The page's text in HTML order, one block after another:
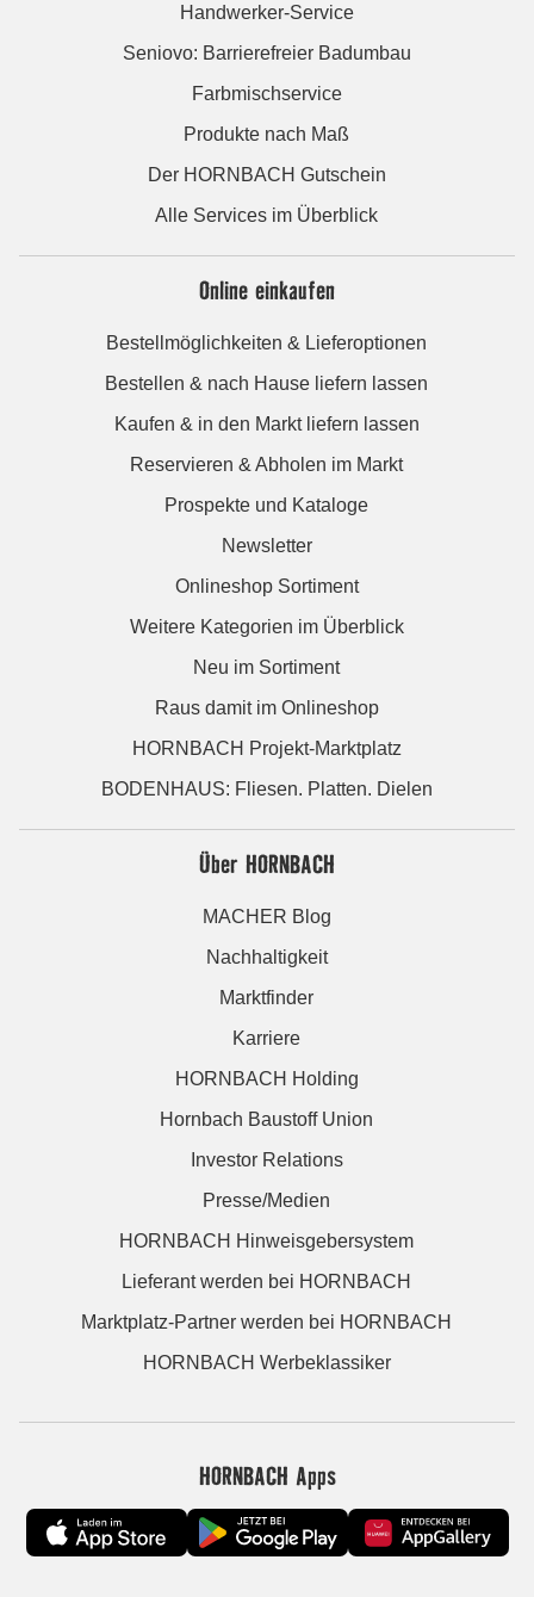
Handwerker-Service
Seniovo: Barrierefreier Badumbau
Farbmischservice
Produkte nach Maß
Der HORNBACH Gutschein
Alle Services im Überblick
Online einkaufen
Bestellmöglichkeiten & Lieferoptionen
Bestellen & nach Hause liefern lassen
Kaufen & in den Markt liefern lassen
Reservieren & Abholen im Markt
Prospekte und Kataloge
Newsletter
Onlineshop Sortiment
Weitere Kategorien im Überblick
Neu im Sortiment
Raus damit im Onlineshop
HORNBACH Projekt-Marktplatz
BODENHAUS: Fliesen. Platten. Dielen
Über HORNBACH
MACHER Blog
Nachhaltigkeit
Marktfinder
Karriere
HORNBACH Holding
Hornbach Baustoff Union
Investor Relations
Presse/Medien
HORNBACH Hinweisgebersystem
Lieferant werden bei HORNBACH
Marktplatz-Partner werden bei HORNBACH
HORNBACH Werbeklassiker
HORNBACH Apps